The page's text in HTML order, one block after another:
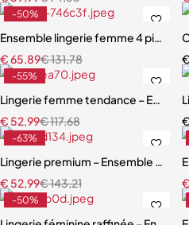
-50%
Ensemble lingerie femme 4 pièces
€131,78
€65,89
€
-55%
Lingerie femme tendance –
€117,68
€ 52,99
€
-63%
Lingerie premium – Ensemble en
€143,21
€ 52,99 €
-50%